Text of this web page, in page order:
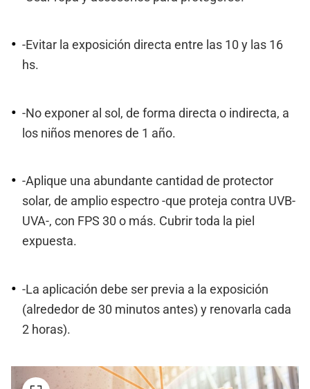
-Evitar la exposición directa entre las 10 y las 16
hs.
-No exponer al sol, de forma directa o indirecta, a
los niños menores de 1 año.
-Aplique una abundante cantidad de protector
solar, de amplio espectro -que proteja contra UVB-
UVA-, con FPS 30 o más. Cubrir toda la piel
expuesta.
-La aplicación debe ser previa a la exposición
(alrededor de 30 minutos antes) y renovarla cada
2 horas).